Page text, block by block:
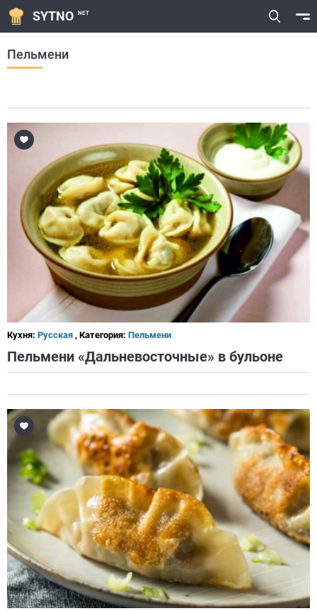
SYTNO NET
Пельмени
Кухня: Русская , Категория: Пельмени
Пельмени «Дальневосточные» в бульоне